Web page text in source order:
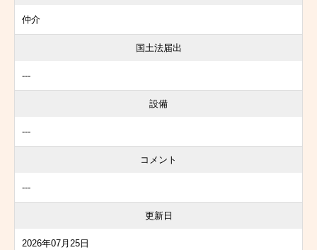
仲介
国土法届出
---
設備
---
コメント
---
更新日
2026年07月25日